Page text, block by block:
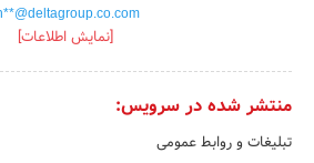
[نمایش اطلاعات]
منتشر شده در سرویس:
تبلیغات و روابط عمومی